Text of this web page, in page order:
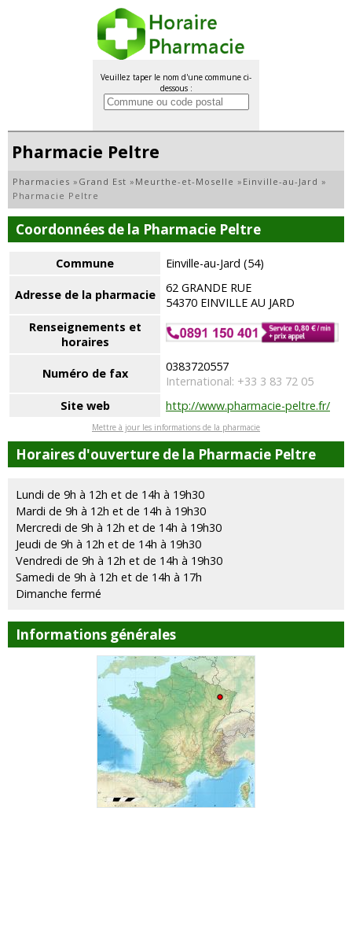
Veuillez taper le nom d'une commune ci-
dessous :
Pharmacie Peltre
Pharmacies » Grand Est » Meurthe-et-Moselle » Einville-au-Jard »
Pharmacie Peltre
Coordonnées de la Pharmacie Peltre
Commune Einville-au-Jard (54)
Adresse de la pharmacie
62 GRANDE RUE
54370 EINVILLE AU JARD
Renseignements et
horaires
Numéro de fax
0383720557
International: +33 3 83 72 05
Site web
http://www.pharmacie-peltre.fr/
Mettre à jour les informations de la pharmacie
Horaires d'ouverture de la Pharmacie Peltre
Lundi de 9h à 12h et de 14h à 19h30
Mardi de 9h à 12h et de 14h à 19h30
Mercredi de 9h à 12h et de 14h à 19h30
Jeudi de 9h à 12h et de 14h à 19h30
Vendredi de 9h à 12h et de 14h à 19h30
Samedi de 9h à 12h et de 14h à 17h
Dimanche fermé
Informations générales